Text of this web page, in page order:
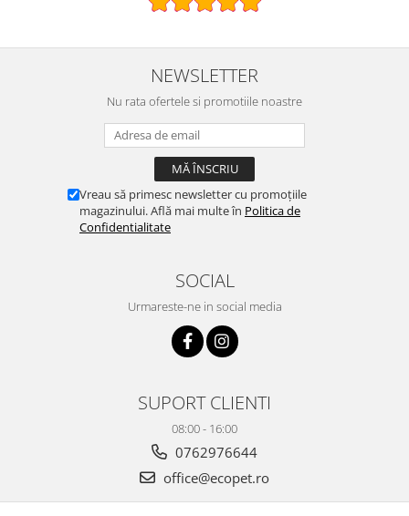
NEWSLETTER
Nu rata ofertele si promotiile noastre
Vreau să primesc newsletter cu promoțiile
magazinului. Află mai multe în Politica de
Confidentialitate
SOCIAL
Urmareste-ne in social media
SUPORT CLIENTI
08:00 - 16:00
0762976644
office@ecopet.ro